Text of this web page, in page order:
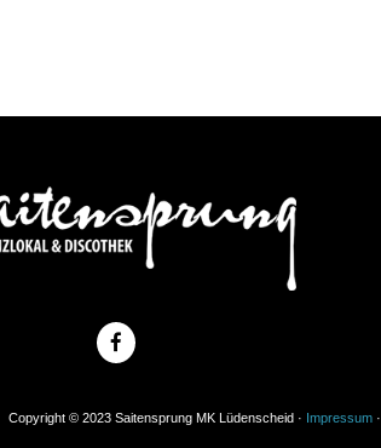
Copyright © 2023 Saitensprung MK Lüdenscheid · Impressum·